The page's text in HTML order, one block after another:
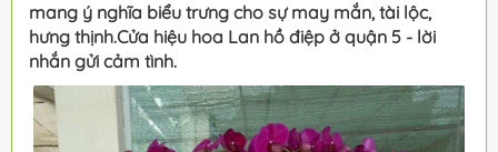
mang ý nghĩa biểu trưng cho sự may mắn, tài lộc,
hưng thịnh.Cửa hiệu hoa Lan hồ điệp ở quận 5 - lời
nhắn gửi cảm tình.